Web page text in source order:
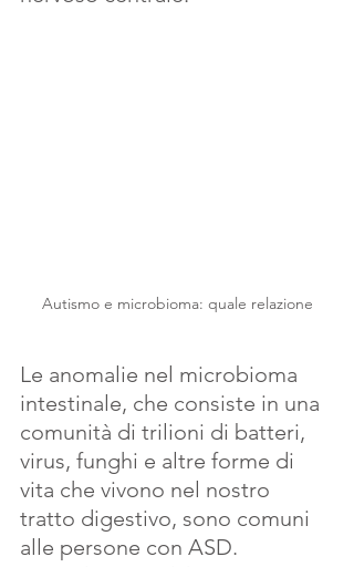
Autismo e microbioma: quale relazione
Le anomalie nel microbioma
intestinale, che consiste in una
comunità di trilioni di batteri,
virus, funghi e altre forme di
vita che vivono nel nostro
tratto digestivo, sono comuni
alle persone con ASD.